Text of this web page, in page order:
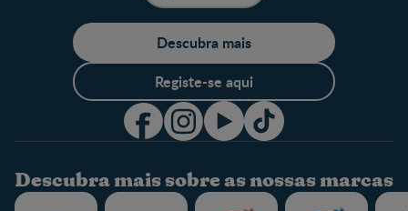
Descubra mais
Registe-se aqui
Descubra mais sobre as nossas marcas